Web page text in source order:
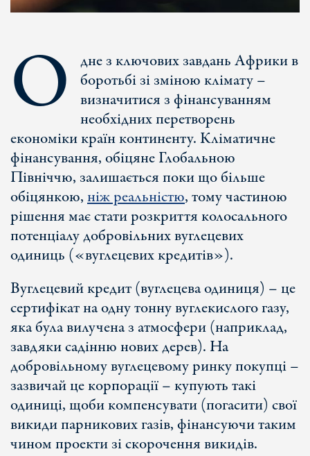
О
дне з ключових завдань Африки в
боротьбі зі зміною клімату –
визначитися з фінансуванням
необхідних перетворень
економіки країн континенту. Кліматичне
фінансування, обіцяне Глобальною
Північчю, залишається поки що більше
обіцянкою,ніж реальністю, тому частиною
рішення має стати розкриття колосального
потенціалу добровільних вуглецевих
одиниць («вуглецевих кредитів»).
Вуглецевий кредит (вуглецева одиниця) – це
сертифікат на одну тонну вуглекислого газу,
яка була вилучена з атмосфери (наприклад,
завдяки садінню нових дерев). На
добровільному вуглецевому ринку покупці –
зазвичай це корпорації – купують такі
одиниці, щоби компенсувати (погасити) свої
викиди парникових газів, фінансуючи таким
чином проекти зі скорочення викидів.